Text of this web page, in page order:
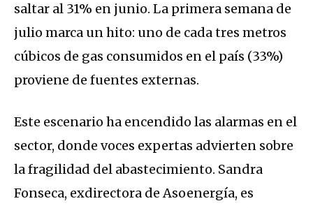
saltar al 31% en junio. La primera semana de
julio marca un hito: uno de cada tres metros
cúbicos de gas consumidos en el país (33%)
proviene de fuentes externas.
Este escenario ha encendido las alarmas en el
sector, donde voces expertas advierten sobre
la fragilidad del abastecimiento. Sandra
Fonseca, exdirectora de Asoenergía, es